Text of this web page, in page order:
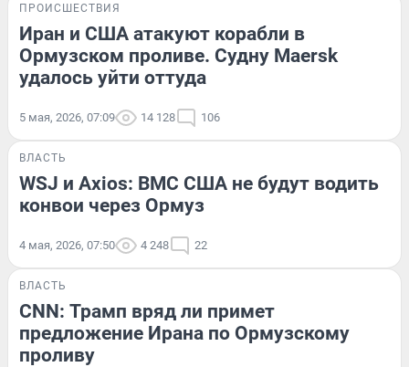
ПРОИСШЕСТВИЯ
Иран и США атакуют корабли в
Ормузском проливе. Судну Maersk
удалось уйти оттуда
5 мая, 2026, 07:09 14 128 106
ВЛАСТЬ
WSJ и Axios: ВМС США не будут водить
конвои через Ормуз
4 мая, 2026, 07:50 4 248 22
ВЛАСТЬ
CNN: Трамп вряд ли примет
предложение Ирана по Ормузскому
проливу